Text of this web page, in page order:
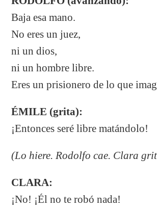
Baja esa mano.
No eres un juez,
ni un dios,
ni un hombre libre.
Eres un prisionero de lo que
ÉMILE (grita):
¡Entonces seré libre matándolo!
(Lo hiere. Rodolfo cae. Clara
CLARA:
¡No! ¡Él no te robó nada!